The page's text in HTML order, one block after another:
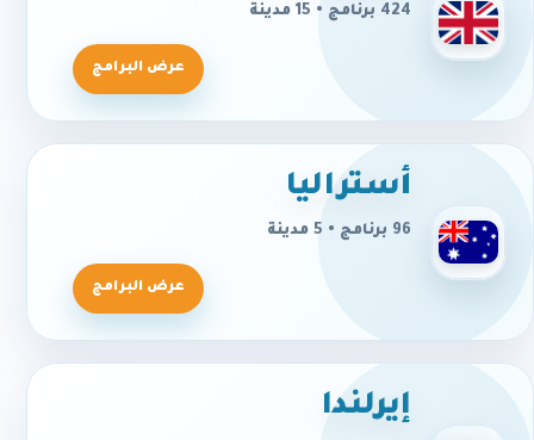
424 برنامج • 15 مدينة
عرض البرامج
أستراليا
96 برنامج • 5 مدينة
عرض البرامج
إيرلندا